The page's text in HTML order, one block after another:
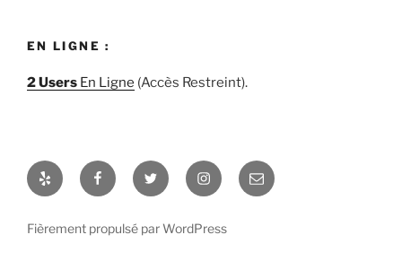
EN LIGNE :
2 Users En Ligne (Accès Restreint).
Yelp FacebookTwitter Instagram
E-
mail
Fièrement propulsé par WordPress